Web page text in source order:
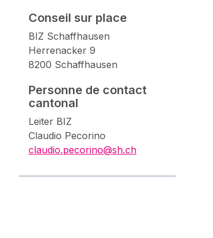
Conseil sur place
BIZ Schaffhausen
Herrenacker 9
8200 Schaffhausen
Personne de contact
cantonal
Leiter BIZ
Claudio Pecorino
claudio.pecorino@sh.ch